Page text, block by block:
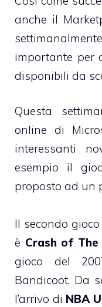
anche il
importante per
disponibili da
Questa
online di
interessanti
esempio il
proposto ad un
Il secondo
è Crash of
gioco del
Bandicoot. Da
l’arrivo di NBA